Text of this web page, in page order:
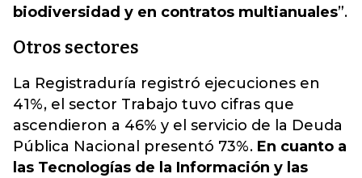
biodiversidad y en contratos multianuales”.
Otros sectores
La Registraduría registró ejecuciones en
41%, el sector Trabajo tuvo cifras que
ascendieron a 46% y el servicio de la Deuda
Pública Nacional presentó 73%. En cuanto a
las Tecnologías de la Información y las